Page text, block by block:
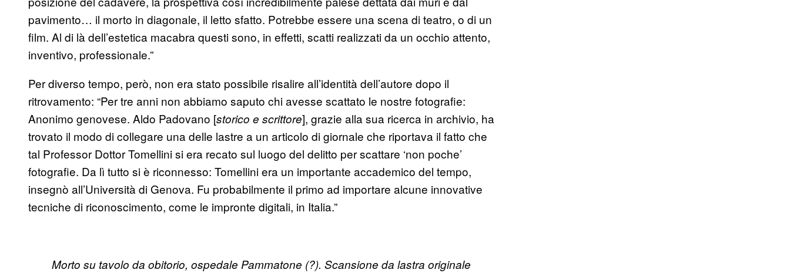
pavimento… il morto in diagonale, il letto sfatto. Potrebbe essere una scena di teatro, o di un
film. Al di là dell’estetica macabra questi sono, in effetti, scatti realizzati da un occhio attento,
inventivo, professionale.”
Per diverso tempo, però, non era stato possibile risalire all’identità dell’autore dopo il
ritrovamento: “Per tre anni non abbiamo saputo chi avesse scattato le nostre fotografie:
Anonimo genovese. Aldo Padovano [storico e scrittore], grazie alla sua ricerca in archivio, ha
trovato il modo di collegare una delle lastre a un articolo di giornale che riportava il fatto che
tal Professor Dottor Tomellini si era recato sul luogo del delitto per scattare ‘non poche’
fotografie. Da lì tutto si è riconnesso: Tomellini era un importante accademico del tempo,
insegnò all’Università di Genova. Fu probabilmente il primo ad importare alcune innovative
tecniche di riconoscimento, come le impronte digitali, in Italia.”
Morto su tavolo da obitorio, ospedale Pammatone (?). Scansione da lastra originale